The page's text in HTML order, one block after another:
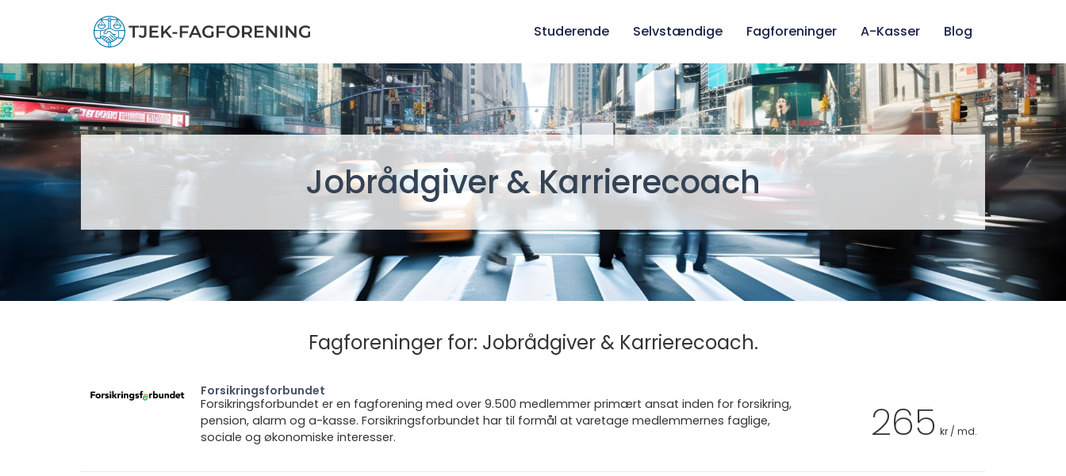
Studerende Selvstændige Fagforeninger A-Kasser Blog
Jobrådgiver & Karrierecoach
Fagforeninger for: Jobrådgiver & Karrierecoach.
Forsikringsforbundet
Forsikringsforbundet er en fagforening med over 9.500 medlemmer primært ansat inden for forsikring,
pension, alarm og a-kasse. Forsikringsforbundet har til formål at varetage medlemmernes faglige,
sociale og økonomiske interesser.
265 kr / md.